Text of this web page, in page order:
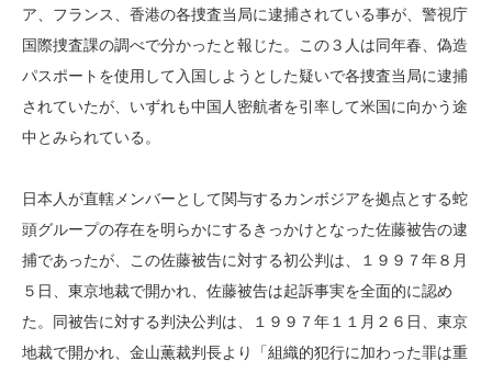
ア、フランス、香港の各捜査当局に逮捕されている事が、警視庁
国際捜査課の調べで分かったと報じた。この３人は同年春、偽造
パスポートを使用して入国しようとした疑いで各捜査当局に逮捕
されていたが、いずれも中国人密航者を引率して米国に向かう途
中とみられている。
日本人が直轄メンバーとして関与するカンボジアを拠点とする蛇
頭グループの存在を明らかにするきっかけとなった佐藤被告の逮
捕であったが、この佐藤被告に対する初公判は、１９９７年８月
５日、東京地裁で開かれ、佐藤被告は起訴事実を全面的に認め
た。同被告に対する判決公判は、１９９７年１１月２６日、東京
地裁で開かれ、金山薫裁判長より「組織的犯行に加わった罪は重